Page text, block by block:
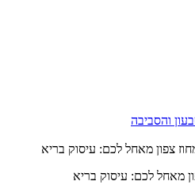
והסביבה
צפון מאחל לכם: עיסוק בריא
מאחל לכם: עיסוק בריא